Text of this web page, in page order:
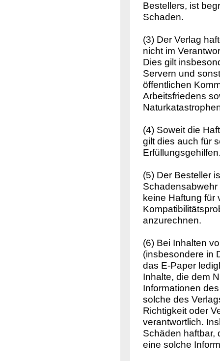
Bestellers, ist
Schaden.
(3) Der Verlag
nicht im
Dies gilt
Servern und
öffentlichen
Arbeitsfriedens
(4) Soweit die
gilt dies auch für
(5) Der Besteller
Schadensabwehr
keine Haftung für
anzurechnen.
(6) Bei Inhalten
(insbesondere in
das E-Paper
Inhalte, die dem
Informationen
solche des
Richtigkeit oder
verantwortlich.
Schäden haftbar,
eine solche